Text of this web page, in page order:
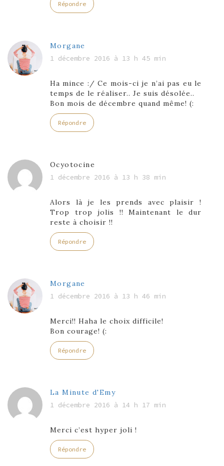
Répondre
Morgane
1 décembre 2016 à 13 h 45 min
Ha mince :/ Ce mois-ci je n’ai pas eu le
temps de le réaliser.. Je suis désolée..
Bon mois de décembre quand même! (:
Répondre
Ocyotocine
1 décembre 2016 à 13 h 38 min
Alors là je les prends avec plaisir !
Trop trop jolis !! Maintenant le dur
reste à choisir !!
Répondre
Morgane
1 décembre 2016 à 13 h 46 min
Merci!! Haha le choix difficile!
Bon courage! (:
Répondre
La Minute d'Emy
1 décembre 2016 à 14 h 17 min
Merci c’est hyper joli !
Répondre